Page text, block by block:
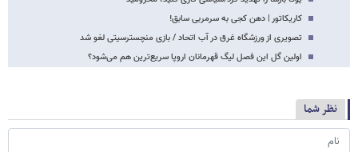
کاریکاتور | دهن کجی به سرمربی سابق!
تصویری از ورزشگاه غرق در آب اتحاد / بازی منچسترسیتی لغو شد
اولین گل این فصل لیگ قهرمانان اروپا سریع‌ترین هم می‌شود؟
نظر شما